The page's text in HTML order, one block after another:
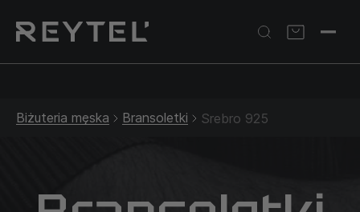
Biżuteria męska Bransoletki Srebro 925
Złota biżuteria: –30% | Do 31.08